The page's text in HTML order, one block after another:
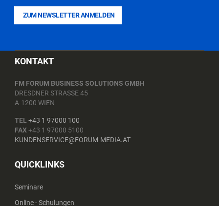
ZUM NEWSLETTER ANMELDEN
KONTAKT
FM FORUM BUSINESS SOLUTIONS GMBH
DRESDNER STRASSE 45
A-1200 WIEN
TEL +43 1 97000 100
FAX+43 1 97000 5100
KUNDENSERVICE@FORUM-MEDIA.AT
QUICKLINKS
Seminare
Online - Schulungen